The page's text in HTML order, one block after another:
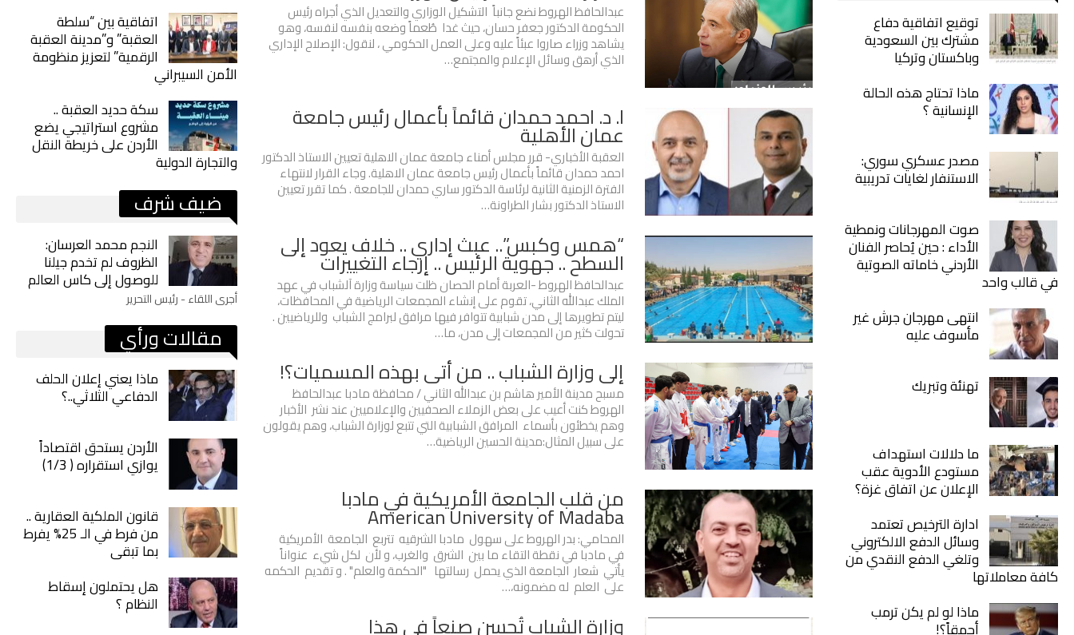
عبدالحافظ الهروط نضع جانباً التشكيل الوزاري والتعديل الذي أجراه رئيس
الحكومة الدكتور جعفر حسان، حيث غدا طُعماً وضعه بنفسه لنفسه، وهو
يشاهد وزراء صاروا عبئاً عليه وعلى العمل الحكومي ، لنقول: الإصلاح الإداري
الذي أرهق وسائل الإعلام والمجتمع…
ا. د. احمد حمدان قائماً بأعمال رئيس جامعة
عمان الأهلية
العقبة الأخباري- قرر مجلس أمناء جامعة عمان الاهلية تعيين الاستاذ الدكتور
احمد حمدان قائماً بأعمال رئيس جامعة عمان الاهلية. وجاء القرار لانتهاء
الفترة الزمنية الثانية لرئاسة الدكتور ساري حمدان للجامعة . كما تقرر تعيين
الاستاذ الدكتور بشار الطراونة…
“همس وكبس”.. عبث إداري .. خلاف يعود إلى
السطح .. جهوية الرئيس .. إرجاء التغييرات
عبدالحافظ الهروط -العربة أمام الحصان ظلت سياسة وزارة آلشباب في عهد
الملك عبدالله الثاني، تقوم على إنشاء المجمعات الرياضية في المحافظات،
ليتم تطويرها إلى مدن شبابية تتوافر فيها مرافق لبرامج الشباب وللرياضيين .
تحولت كثير من المجمعات إلى مدن، ما…
إلى وزارة الشباب .. من أتى بهذه المسميات؟!
مسبح مدينة الأمير هاشم بن عبدالله الثاني / محافظة مادبا عبدالحافظ
الهروط كنت أعيب على بعض الزملاء الصحفيين والإعلاميين عند نشر الأخبار
وهم يخطئون بأسماء المرافق الشبابية التي تتبع لوزارة الشباب، وهم يقولون
على سبيل المثال:مدينة الحسين الرياضية…
من قلب الجامعة الأمريكية في مادبا ‏
American University of Madaba
المحامي: بدر الهروط على سهول مادبا الشرقيه تتربع الجامعة الأمريكية
في مادبا في نقطة التقاء ما بين الشرق والغرب، و لأن لكل شيء عنواناً
يأتي شعار الجامعة الذي يحمل رسالتها "الحكمة والعلم" . و تقديم الحكمه
على العلم له مضمونه،…
وزارة الشباب تُحسن صنعاً في هذا
اتفاقية بين “سلطة
العقبة” و”مدينة العقبة
الرقمية” لتعزيز منظومة
الأمن السيبراني
سكة حديد العقبة ..
مشروع استراتيجي يضع
الأردن على خريطة النقل
والتجارة الدولية
ضيف شرف
النجم محمد العرسان:
الظروف لم تخدم جيلنا
للوصول إلى كاس العالم
أجرى اللقاء - رئيس التحرير
مقالات ورأي
ماذا يعني إعلان الحلف
الدفاعي الثلاثي..؟
الأردن يستحق اقتصاداً
يوازي استقراره ( 1/3)
قانون الملكية العقارية ..
من فرط في الـ 25% يفرط
بما تبقى
هل يحتملون إسقاط
النظام ؟
توقيع اتفاقية دفاع
مشترك بين السعودية
وباكستان وتركيا
ماذا تحتاج هذه الحالة
الإنسانية ؟
مصدر عسكري سوري:
الاستنفار لغايات تدريبية
صوت المهرجانات ونمطية
الأداء : حين يُحاصر الفنان
الأردني خاماته الصوتية
في قالب واحد
انتهى مهرجان جرش غير
مأسوف عليه
تهنئة وتبريك
ما دلالات استهداف
مستودع الأدوية عقب
الإعلان عن اتفاق غزة؟
ادارة الترخيص تعتمد
وسائل الدفع الالكتروني
وتلغي الدفع النقدي من
كافة معاملاتها
ماذا لو لم يكن ترمب
أحمقاً؟!